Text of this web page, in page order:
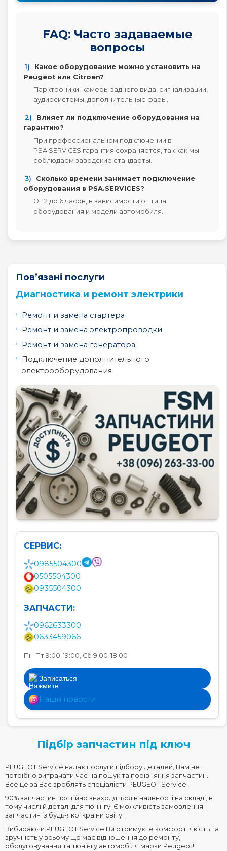
FAQ: Часто задаваемые
вопросы
1)
Какое оборудование можно установить на
Peugeot или Citroen?
Парктроники, камеры заднего вида, сигнализации,
аудиосистемы, дополнительные фары.
2)
Влияет ли подключение оборудования на
гарантию?
При профессиональном подключении в
PSA.SERVICES гарантия сохраняется, так как мы
соблюдаем заводские стандарты.
3)
Сколько времени занимает подключение
оборудования в PSA.SERVICES?
От 2 до 6 часов, в зависимости от типа
оборудования и модели автомобиля.
Пов’язані послуги
Диагностика и ремонт электрики
Ремонт и замена стартера
Ремонт и замена электропроводки
Ремонт и замена генератора
Подключение дополнительного
электрооборудования
СЕРВИС:
0985504300
0505504300
0935504300
ЗАПЧАСТИ:
0962633300
0633459066
Пн-Пт 9:00-19:00, Сб 9:00-18:00
Записаться
Наши новости
Підбір запчастин під ключ
PEUGEOT Service надає послуги підбору деталей, Вам не
потрібно витрачати час на пошук та порівняння запчастин.
Все це за Вас зроблять спеціалісти PEUGEOT Service.
90% запчастин постійно знаходяться в наявності на складі, в
тому числі й деталі для тюнінгу. Є можливість замовлення
запчастин із будь-якої країни світу.
Вибираючи PEUGEOT Service Ви отримуєте комфорт, якість та
зручність у всьому що має відношення до ремонту,
обслуговування та тюнінгу автомобіля марки Peugeot!